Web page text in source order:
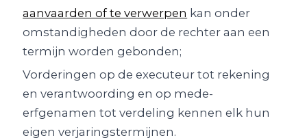
aanvaarden of te verwerpen kan onder
omstandigheden door de rechter aan een
termijn worden gebonden;
Vorderingen op de executeur tot rekening
en verantwoording en op mede-
erfgenamen tot verdeling kennen elk hun
eigen verjaringstermijnen.